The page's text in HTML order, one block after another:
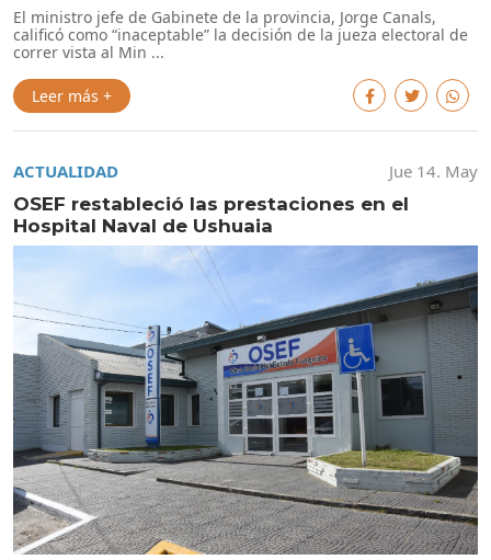
El ministro jefe de Gabinete de la provincia, Jorge Canals,
calificó como “inaceptable” la decisión de la jueza electoral de
correr vista al Min ...
Leer más +
ACTUALIDAD
Jue 14. May
OSEF restableció las prestaciones en el
Hospital Naval de Ushuaia